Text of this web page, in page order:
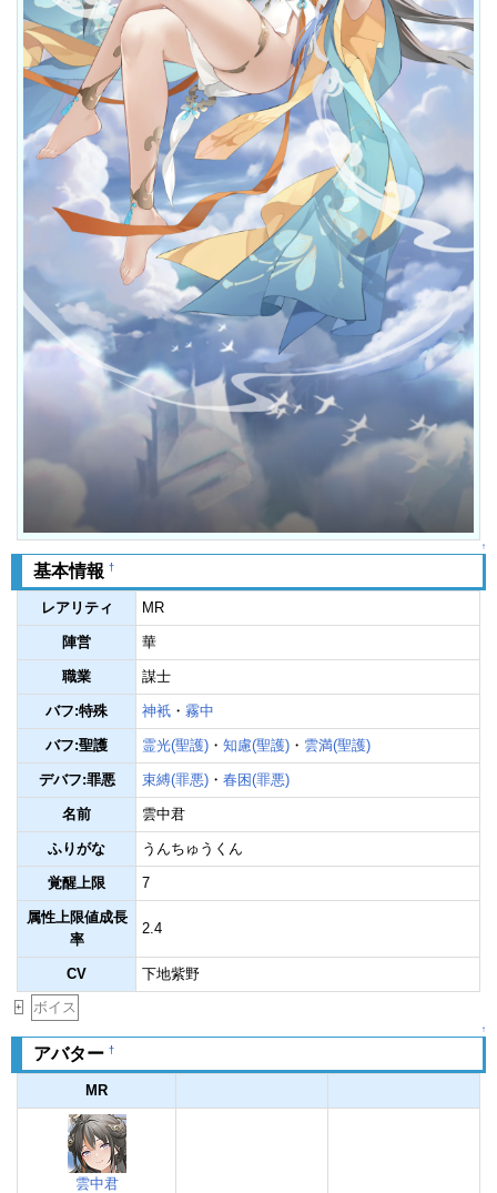
↑
基本情報 †
レアリティ MR
陣営 華
職業 謀士
バフ:特殊 神衹 ・ 霧中
バフ:聖護 霊光(聖護) ・ 知慮(聖護) ・ 雲満(聖護)
デバフ:罪悪 束縛(罪悪) ・ 春困(罪悪)
名前 雲中君
ふりがな うんちゅうくん
覚醒上限 7
属性上限値成長
率
2.4
CV 下地紫野
+ ボイス
↑
アバター †
MR
雲中君